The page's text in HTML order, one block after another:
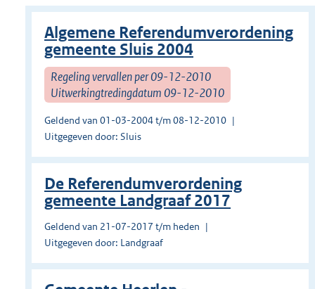
Algemene Referendumverordening
gemeente Sluis 2004
Regeling vervallen per 09-12-2010
Uitwerkingtredingdatum 09-12-2010
Geldend van 01-03-2004 t/m 08-12-2010
Uitgegeven door: Sluis
De Referendumverordening
gemeente Landgraaf 2017
Geldend van 21-07-2017 t/m heden
Uitgegeven door: Landgraaf